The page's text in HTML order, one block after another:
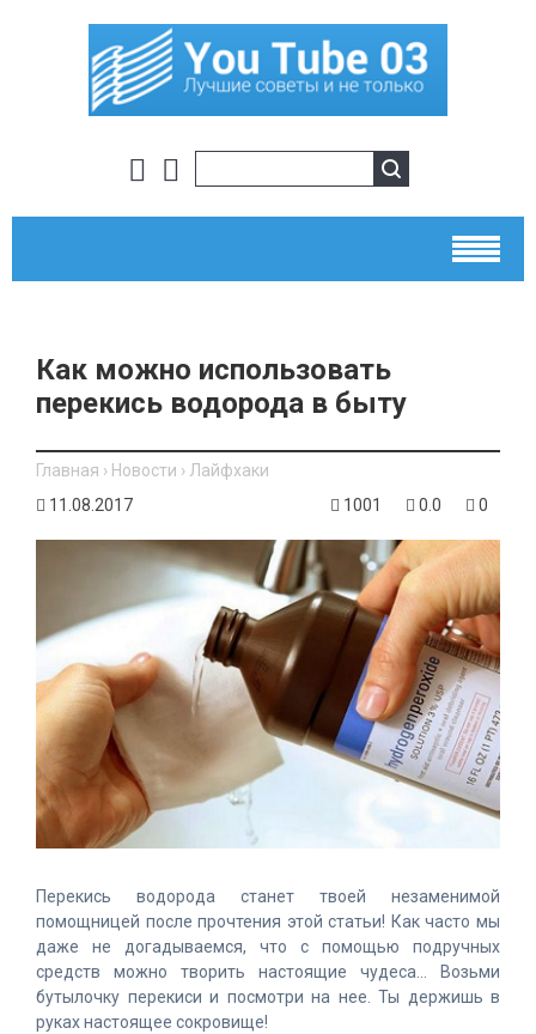
Как можно использовать
перекись водорода в быту
Главная › Новости › Лайфхаки
11.08.2017
1001 0.0 0
Перекись водорода станет твоей незаменимой
помощницей после прочтения этой статьи! Как часто мы
даже не догадываемся, что с помощью подручных
средств можно творить настоящие чудеса… Возьми
бутылочку перекиси и посмотри на нее. Ты держишь в
руках настоящее сокровище!